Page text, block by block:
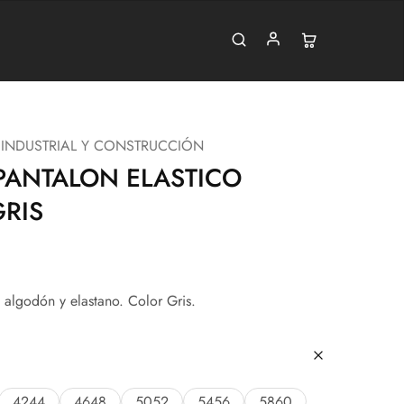
Y CONSTRUCCIÓN
ELASTICO
algodón y elastano. Color Gris.